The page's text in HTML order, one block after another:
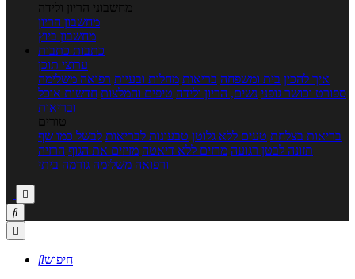
מחשבוני הריון ולידה
מחשבון הריון
מחשבון ביוץ
כתבות כתבות
ערוצי תוכן
איך להכין בית ומשפחה בריאות מחלות ובעיות רפואה משלימה
ספורט וכושר גופני נשים, הריון ולידה טיפים והמלצות חדשות אוכל
ובריאות
טורים
בריאות בצלחת טעים ללא גלוטן טבעונות לבריאות לבשל כמו שף
תזונה לבטן רגועה מרזים ללא דיאטה מזיזים את הגוף הרזיה
ורפואה משלימה גורמה ביתי



חיפוש